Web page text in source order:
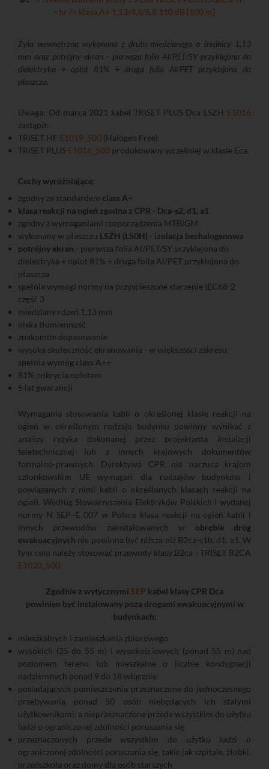
Żyła wewnętrzna wykonana z drutu miedzianego o średnicy 1,13
mm oraz potrójny ekran - pierwsza folia Al/PET/SY przyklejona do
dielektryka + oplot 81% + druga folia Al/PET przyklejona do
płaszcza.
Uwaga: Od marca 2021 kabel TRISET PLUS Dca LSZH E1016
zastąpił:
TRISET HF E1019_500 (Halogen Free)
TRISET PLUS E1016_500 produkowany wcześniej w klasie Eca.
Cechy wyróżniające:
zgodny ze standardem class A+
klasa reakcji na ogień zgodna z CPR - Dca-s2, d1, a1
zgodny z wymaganiami rozporządzenia MTBiGM
wykonany w płaszczu LSZH (LS0H) - izolacja bezhalogenowa
potrójny ekran - pierwsza folia Al/PET/SY przyklejona do
dielektryka + oplot 81% + druga folia Al/PET przyklejona do
płaszcza
spełnia wymogi normy na przyspieszone starzenie IEC68-2
część 3
miedziany rdzeń 1,13 mm
niska tłumienność
znakomite dopasowanie
wysoka skuteczność ekranowania - w większości zakresu
spełnia wymóg class A++
81% pokrycia oplotem
5 lat gwarancji
Wymagania stosowania kabli o określonej klasie reakcji na
ogień w określonym rodzaju budynku powinny wynikać z
analizy ryzyka dokonanej przez projektanta instalacji
teletechnicznej lub z innych krajowych dokumentów
formalno-prawnych. Dyrektywa CPR nie narzuca krajom
członkowskim UE wymagań dla rodzajów budynków i
powiązanych z nimi kabli o określonych klasach reakcji na
ogień. Według Stowarzyszenia Elektryków Polskich i wydanej
normy N SEP–E 007 w Polsce klasa reakcji na ogień kabli i
innych przewodów zainstalowanych w obrębie dróg
ewakuacyjnych nie powinna być niższa niż B2ca-s1b, d1, a1. W
tym celu należy stosować przewody klasy B2ca - TRISET B2CA
E1020_500.
Zgodnie z wytycznymi SEP kabel klasy CPR Dca
powinien być instalowany poza drogami ewakuacyjnymi w
budynkach:
mieszkalnych i zamieszkania zbiorowego
wysokich (25 do 55 m) i wysokościowych (ponad 55 m) nad
poziomem terenu lub mieszkalne o liczbie kondygnacji
nadziemnych ponad 9 do 18 włącznie
posiadających pomieszczenia przeznaczone do jednoczesnego
przebywania ponad 50 osób niebędących ich stałymi
użytkownikami, a nieprzeznaczone przede wszystkim do użytku
ludzi o ograniczonej zdolności poruszania się
przeznaczonych przede wszystkim do użytku ludzi o
ograniczonej zdolności poruszania się, takie jak szpitale, żłobki,
przedszkola oraz domy dla osób starszych